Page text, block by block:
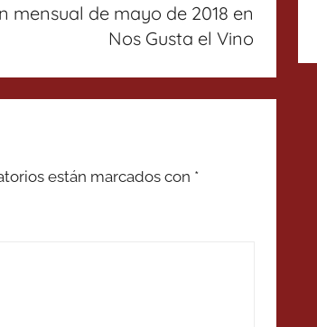
mensual de mayo de 2018 en
Nos Gusta el Vino
están marcados con *